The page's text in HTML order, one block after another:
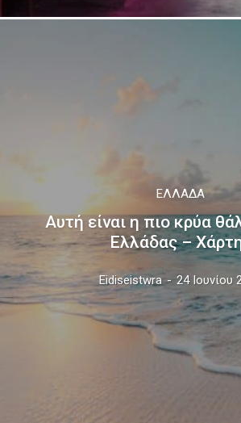
ΕΛΛΆΔΑ
Αυτή είναι η πιο κρύα
Ελλάδας –
Eidiseistwra - 24 Ιουνίου